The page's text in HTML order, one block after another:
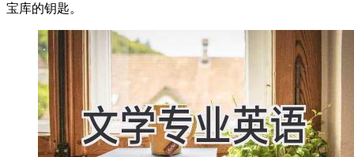
宝库的钥匙。